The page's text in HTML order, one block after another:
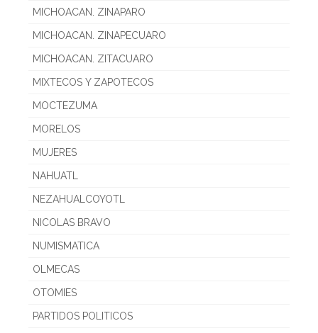
MICHOACAN. ZINAPARO
MICHOACAN. ZINAPECUARO
MICHOACAN. ZITACUARO
MIXTECOS Y ZAPOTECOS
MOCTEZUMA
MORELOS
MUJERES
NAHUATL
NEZAHUALCOYOTL
NICOLAS BRAVO
NUMISMATICA
OLMECAS
OTOMIES
PARTIDOS POLITICOS